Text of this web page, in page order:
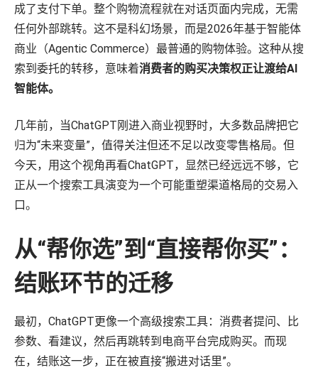
供应链与物流
全球销售
创意内容
产品页面内容
广告创意
内容聚合支持
了解更多
机会评估与规模估算
盈利能力与产品组合评估
零售媒体战略
培训和技能提升
组织转型
成了支付下单。整个购物流程就在对话页面内完成，无需
任何外部跳转。这不是科幻场景，而是2026年基于智能体
商业（Agentic Commerce）最普通的购物体验。这种从搜
索到委托的转移，意味着消费者的购买决策权正让渡给AI
智能体。
几年前，当ChatGPT刚进入商业视野时，大多数品牌把它
归为“未来变量”，值得关注但还不足以改变零售格局。但
今天，用这个视角再看ChatGPT，显然已经远远不够，它
正从一个搜索工具演变为一个可能重塑渠道格局的交易入
口。
从“帮你选”到“直接帮你买”：
结账环节的迁移
最初，ChatGPT更像一个高级搜索工具：消费者提问、比
参数、看建议，然后再跳转到电商平台完成购买。而现
在，结账这一步，正在被直接“搬进对话里”。